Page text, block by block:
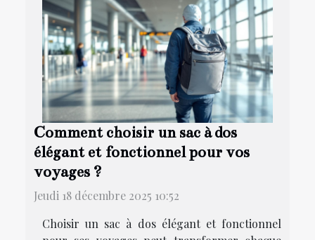
Comment choisir un sac à dos
élégant et fonctionnel pour vos
voyages ?
Jeudi 18 décembre 2025 10:52
Choisir un sac à dos élégant et fonctionnel